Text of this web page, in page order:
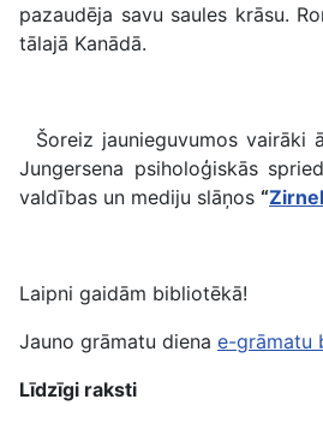
pazaudēja savu saules krāsu.
tālajā Kanādā.
Šoreiz jaunieguvumos vairāki
Jungersena psiholoģiskās
valdības un mediju slāņos “
Laipni gaidām bibliotēkā!
Jauno grāmatu diena e-grāmatu
Līdzīgi raksti